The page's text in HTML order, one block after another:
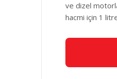
ve dizel
hacmi için 1